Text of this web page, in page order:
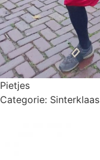
Pietjes
Categorie: Sinterklaas